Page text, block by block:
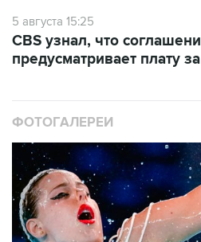
5 августа 15:25
CBS узнал, что
предусматривает плату
ФОТОГАЛЕРЕИ